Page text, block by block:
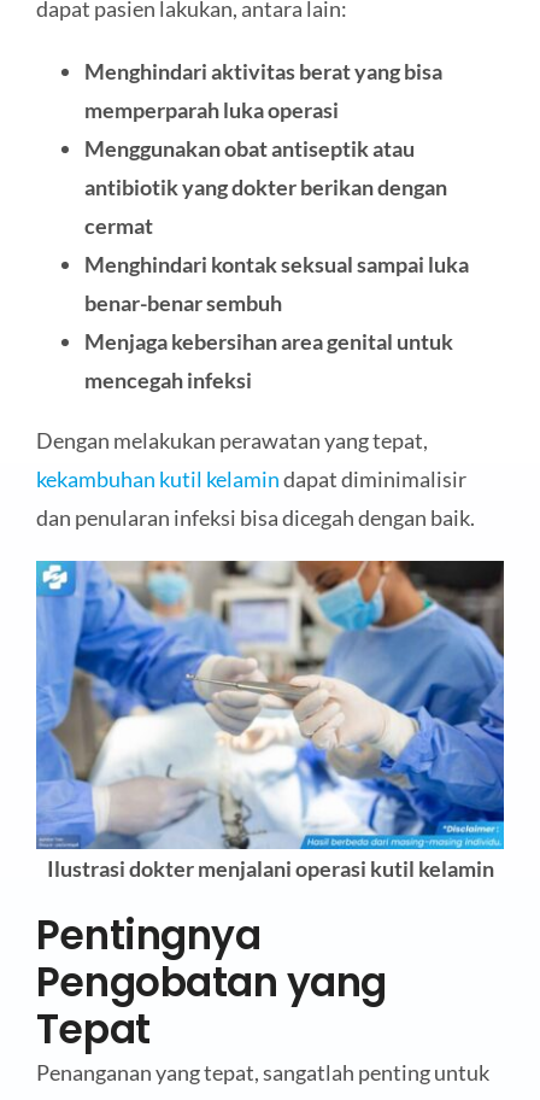
dapat pasien lakukan, antara lain:
Menghindari aktivitas berat yang bisa
memperparah luka operasi
Menggunakan obat antiseptik atau
antibiotik yang dokter berikan dengan
cermat
Menghindari kontak seksual sampai luka
benar-benar sembuh
Menjaga kebersihan area genital untuk
mencegah infeksi
Dengan melakukan perawatan yang tepat,
kekambuhan kutil kelamindapat diminimalisir
dan penularan infeksi bisa dicegah dengan baik.
Ilustrasi dokter menjalani operasi kutil kelamin
Pentingnya
Pengobatan yang
Tepat
Penanganan yang tepat, sangatlah penting untuk